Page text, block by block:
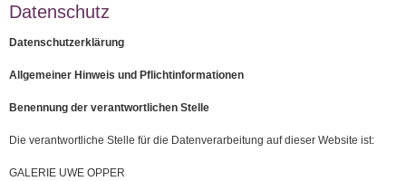
Datenschutz
Datenschutzerklärung
Allgemeiner Hinweis und Pflichtinformationen
Benennung der verantwortlichen Stelle
Die verantwortliche Stelle für die Datenverarbeitung auf dieser Website ist:
GALERIE UWE OPPER